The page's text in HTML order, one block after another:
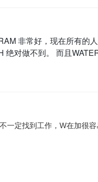
非常好，现在所有的
绝对做不到。 而且
一定找到工作，W在加很容